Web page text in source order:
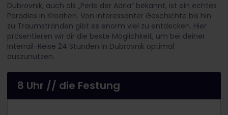
Dubrovnik, auch als „Perle der Adria“ bekannt, ist ein echtes
Paradies in Kroatien. Von interessanter Geschichte bis hin
zu Traumstränden gibt es enorm viel zu entdecken. Hier
präsentieren wir dir die beste Möglichkeit, um bei deiner
Interrail-Reise 24 Stunden in Dubrovnik optimal
auszunutzen.
8 Uhr // die Festung